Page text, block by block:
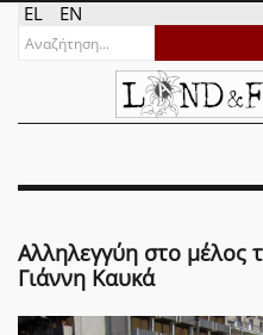
EL EN
Αλληλεγγύη στο μέλος
Γιάννη Καυκά